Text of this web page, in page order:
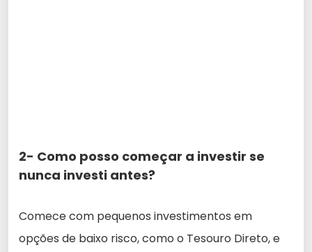
2- Como posso começar a investir se
nunca investi antes?
Comece com pequenos investimentos em
opções de baixo risco, como o Tesouro Direto, e